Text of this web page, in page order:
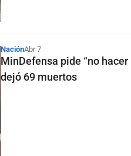
NaciónAbr 7
MinDefensa pide “no
dejó 69 muertos